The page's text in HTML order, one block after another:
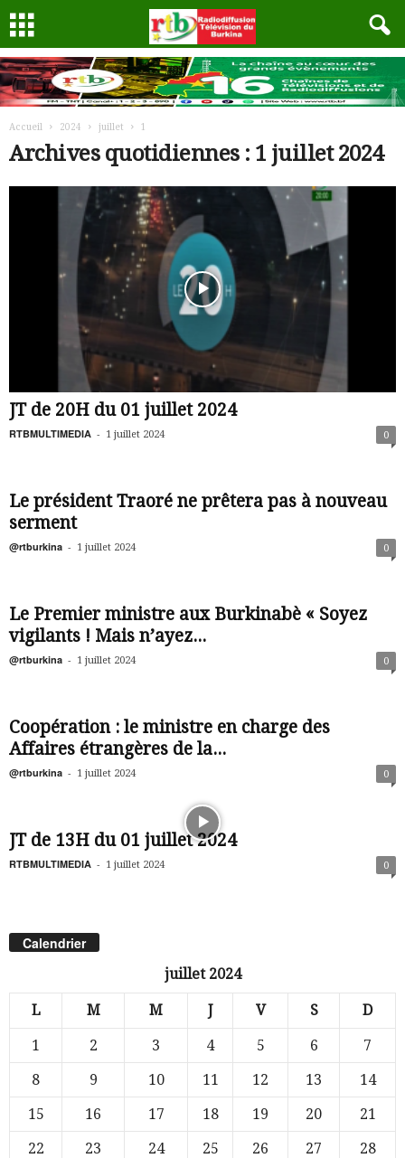
Accueil 2024 juillet 1
Archives quotidiennes : 1 juillet 2024
JT de 20H du 01 juillet 2024
RTBMULTIMEDIA - 1 juillet 2024 0
Le président Traoré ne prêtera pas à nouveau
serment
@rtburkina - 1 juillet 2024 0
Le Premier ministre aux Burkinabè « Soyez
vigilants ! Mais n’ayez...
@rtburkina - 1 juillet 2024 0
Coopération : le ministre en charge des
Affaires étrangères de la...
@rtburkina - 1 juillet 2024 0
JT de 13H du 01 juillet 2024
RTBMULTIMEDIA - 1 juillet 2024 0
Calendrier
juillet 2024
L M M J V S D
1 2 3 4 5 6
7
8
9 10 11 12 13
14
15
16 17 18 19 20
21
22
23 24 25 26 27
28